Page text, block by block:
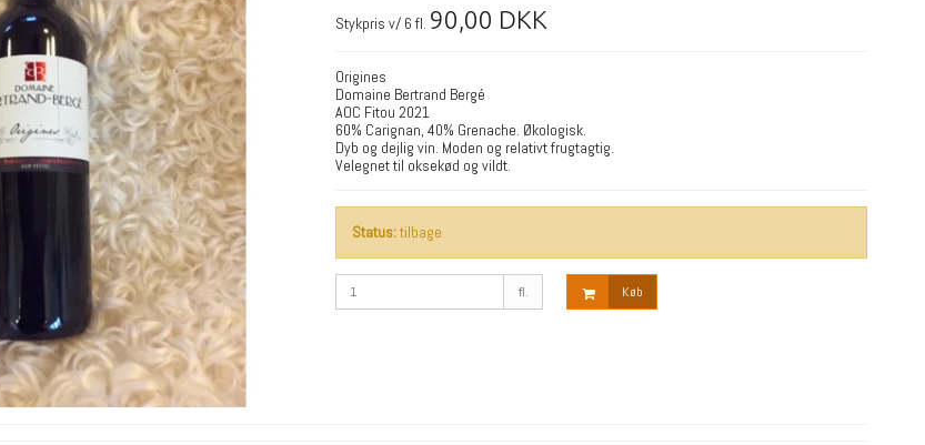
Stykpris v/ 6 fl. 90,00 DKK
Origines
Domaine Bertrand Bergé
AOC Fitou 2021
60% Carignan, 40% Grenache. Økologisk.
Dyb og dejlig vin. Moden og relativt frugtagtig.
Velegnet til oksekød og vildt.
Status:tilbage
fl. Køb